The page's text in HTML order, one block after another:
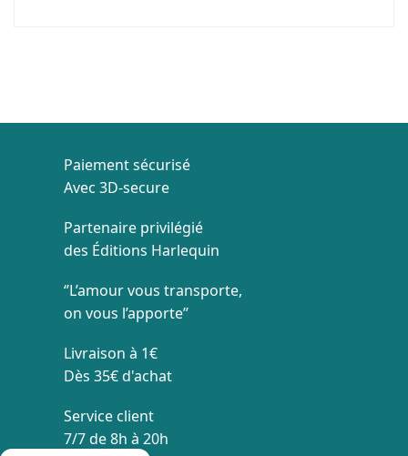
Paiement sécurisé
Avec 3D-secure
Partenaire privilégié
des Éditions Harlequin
‘’L’amour vous transporte,
on vous l’apporte’’
Livraison à 1€
Dès 35€ d'achat
Service client
7/7 de 8h à 20h